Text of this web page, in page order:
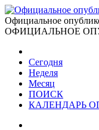
Официальное
ОФИЦИАЛЬНОЕ
Сегодня
Неделя
Месяц
ПОИСК
КАЛЕНДАРЬ